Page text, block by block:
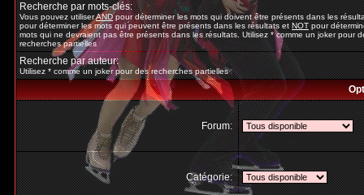
Recherche par mots-clés:
Vous pouvez utiliserANDpour déterminer les mots qui doivent être présents dans les
pour déterminer les mots qui peuvent être présents dans les résultats etNOTpour
mots qui ne devraient pas être présents dans les résultats. Utilisez * comme un joker pour
recherches partielles
Recherche par auteur:
Utilisez * comme un joker pour des recherches partielles
Forum:
Catégorie: